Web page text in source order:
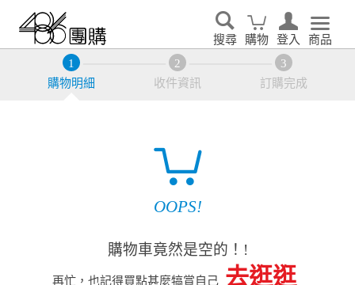
搜尋 購物 登入 商品
購物明細 收件資訊 訂購完成
OOPS!
購物車竟然是空的！!
再忙，也記得買點甚麼犒賞自己 去逛逛